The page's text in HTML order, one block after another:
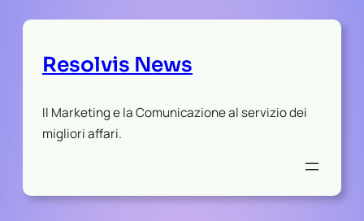
Resolvis News
Il Marketing e la Comunicazione al servizio dei
migliori affari.